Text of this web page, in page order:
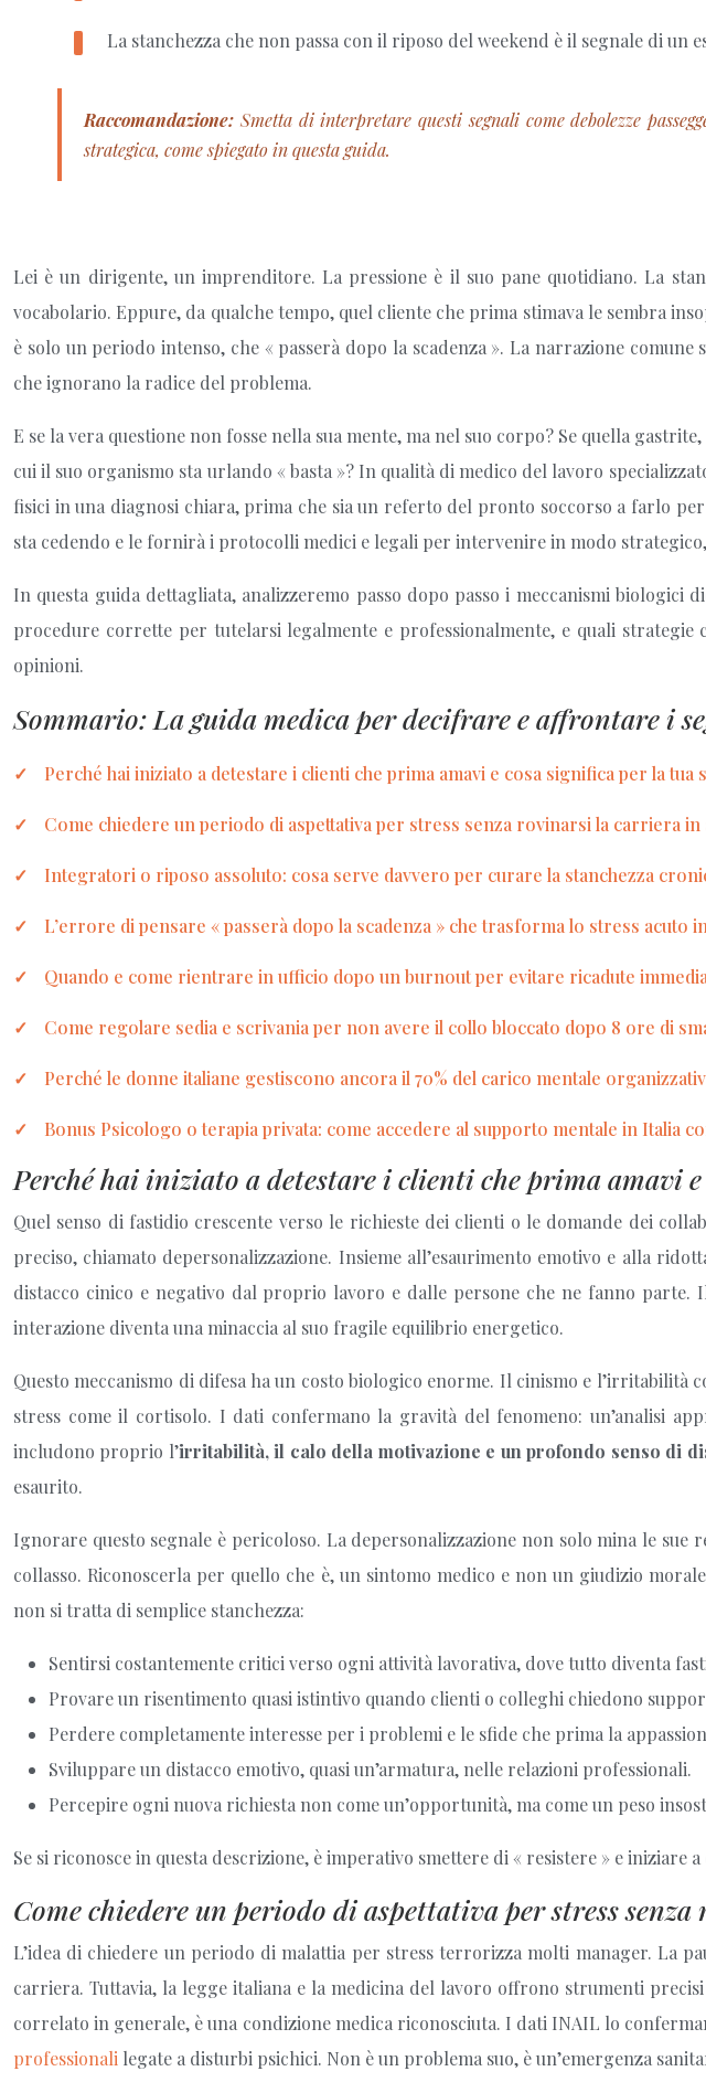
La stanchezza che non passa con il riposo del weekend è il segnale di un
Raccomandazione: Smetta di interpretare questi segnali come debolezze
strategica, come spiegato in questa guida.
Lei è un dirigente, un imprenditore. La pressione è il suo pane quotidiano. La
vocabolario. Eppure, da qualche tempo, quel cliente che prima stimava le sembra
è solo un periodo intenso, che « passerà dopo la scadenza ». La narrazione
che ignorano la radice del problema.
E se la vera questione non fosse nella sua mente, ma nel suo corpo? Se quella
cui il suo organismo sta urlando « basta »? In qualità di medico del lavoro
fisici in una diagnosi chiara, prima che sia un referto del pronto soccorso a farlo
sta cedendo e le fornirà i protocolli medici e legali per intervenire in modo
In questa guida dettagliata, analizzeremo passo dopo passo i meccanismi
procedure corrette per tutelarsi legalmente e professionalmente, e quali
opinioni.
Sommario: La guida medica per decifrare e affrontare i
Perché hai iniziato a detestare i clienti che prima amavi e cosa significa per la tua
Come chiedere un periodo di aspettativa per stress senza rovinarsi la carriera in
Integratori o riposo assoluto: cosa serve davvero per curare la stanchezza
L’errore di pensare « passerà dopo la scadenza » che trasforma lo stress acuto
Quando e come rientrare in ufficio dopo un burnout per evitare ricadute
Come regolare sedia e scrivania per non avere il collo bloccato dopo 8 ore di
Perché le donne italiane gestiscono ancora il 70% del carico mentale
Bonus Psicologo o terapia privata: come accedere al supporto mentale in Italia
Perché hai iniziato a detestare i clienti che prima amavi
Quel senso di fastidio crescente verso le richieste dei clienti o le domande dei
preciso, chiamato depersonalizzazione. Insieme all’esaurimento emotivo e alla
distacco cinico e negativo dal proprio lavoro e dalle persone che ne fanno
interazione diventa una minaccia al suo fragile equilibrio energetico.
Questo meccanismo di difesa ha un costo biologico enorme. Il cinismo e
stress come il cortisolo. I dati confermano la gravità del fenomeno: un’analisi
includono proprio l’irritabilità, il calo della motivazione e un profondo senso di
esaurito.
Ignorare questo segnale è pericoloso. La depersonalizzazione non solo mina le
collasso. Riconoscerla per quello che è, un sintomo medico e non un giudizio
non si tratta di semplice stanchezza:
Sentirsi costantemente critici verso ogni attività lavorativa, dove tutto diventa
Provare un risentimento quasi istintivo quando clienti o colleghi chiedono
Perdere completamente interesse per i problemi e le sfide che prima la
Sviluppare un distacco emotivo, quasi un’armatura, nelle relazioni professionali.
Percepire ogni nuova richiesta non come un’opportunità, ma come un peso
Se si riconosce in questa descrizione, è imperativo smettere di « resistere » e
Come chiedere un periodo di aspettativa per stress
L’idea di chiedere un periodo di malattia per stress terrorizza molti manager. La
carriera. Tuttavia, la legge italiana e la medicina del lavoro offrono strumenti
correlato in generale, è una condizione medica riconosciuta. I dati INAIL lo
professionali legate a disturbi psichici. Non è un problema suo, è un’emergenza